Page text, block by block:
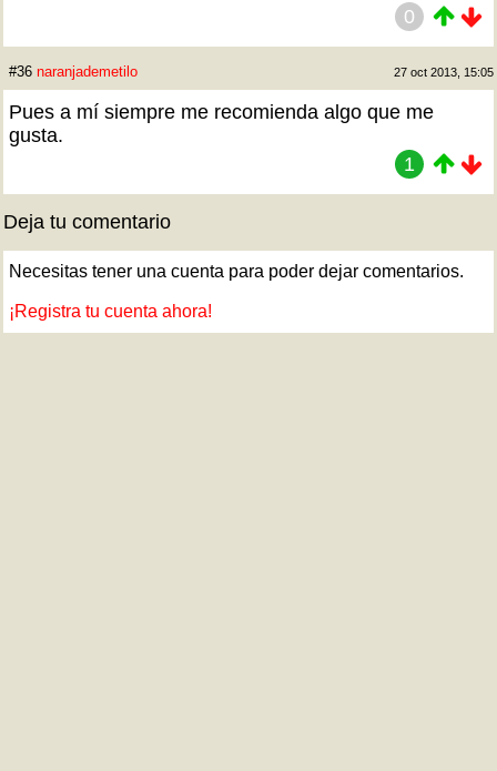
0
#36 naranjademetilo 27 oct 2013, 15:05
Pues a mí siempre me recomienda algo que me
gusta.
1
Deja tu comentario
Necesitas tener una cuenta para poder dejar comentarios.
¡Registra tu cuenta ahora!